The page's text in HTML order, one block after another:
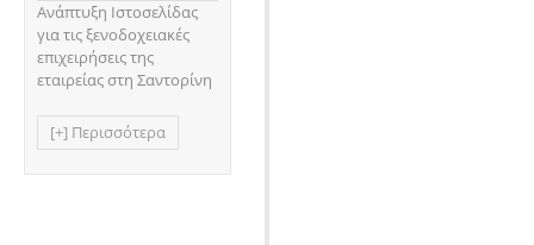
Ανάπτυξη Ιστοσελίδας
για τις ξενοδοχειακές
επιχειρήσεις της
εταιρείας στη Σαντορίνη
[+] Περισσότερα